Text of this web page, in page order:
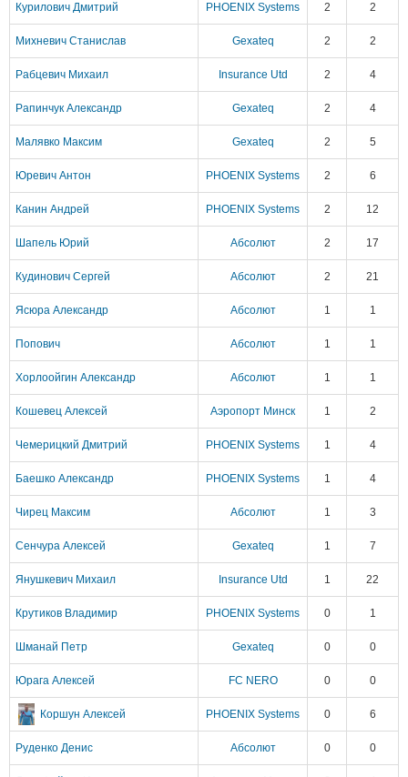
Курилович Дмитрий PHOENIX Systems 2 2
Михневич Станислав Gexateq 2 2
Рабцевич Михаил Insurance Utd 2 4
Рапинчук Александр Gexateq 2 4
Малявко Максим Gexateq 2 5
Юревич Антон PHOENIX Systems 2 6
Канин Андрей PHOENIX Systems 2 12
Шапель Юрий Абсолют 2 17
Кудинович Сергей Абсолют 2 21
Ясюра Александр Абсолют 1 1
Попович Абсолют 1 1
Хорлоойгин Александр Абсолют 1 1
Кошевец Алексей Аэропорт Минск 1 2
Чемерицкий Дмитрий PHOENIX Systems 1 4
Баешко Александр PHOENIX Systems 1 4
Чирец Максим Абсолют 1 3
Сенчура Алексей Gexateq 1 7
Янушкевич Михаил Insurance Utd 1 22
Крутиков Владимир PHOENIX Systems 0 1
Шманай Петр Gexateq 0 0
Юрага Алексей FC NERO 0 0
Коршун Алексей PHOENIX Systems 0 6
Руденко Денис Абсолют 0 0